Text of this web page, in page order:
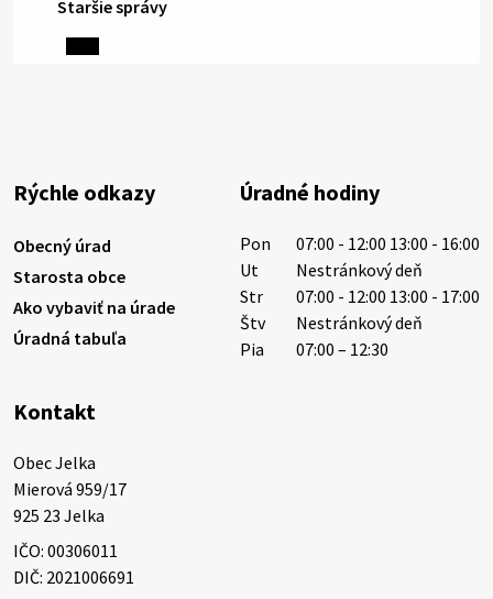
6. augusta 2026 08:13
výdatnosti vodárenských zdrojov.
Západoslovenská vodárenská spoločnosť preto
6. augusta 2026 08:12
5. augusta 2026 13:10
Smútočný oznam: 05.08.2026 1/ Vážení obyvatelia!S
hlbokým zármutkom Vám oznamujeme, že vo veku
73 rokov nás opustila Irena Tanková, rodená
Tanková. Pohreb zosnulej bude dňa 6.08.20…
5. augusta 2026 12:59
Staršie správy
Rýchle odkazy
Obecný úrad
Starosta obce
Ako vybaviť na úrade
Úradná tabuľa
Úradné hodiny
Pon
07:00 - 12:00 13:00 - 16:00
Ut
Nestránkový deň
Str
07:00 - 12:00 13:00 - 17:00
Štv
Nestránkový deň
Pia
07:00 – 12:30
Kontakt
Obec Jelka
Mierová 959/17
925 23 Jelka
IČO: 00306011
DIČ: 2021006691